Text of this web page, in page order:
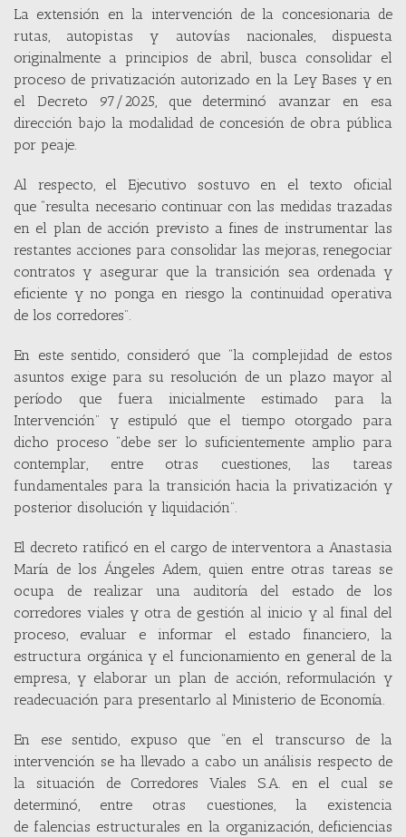
La extensión en la intervención de la concesionaria de
rutas, autopistas y autovías nacionales, dispuesta
originalmente a principios de abril, busca consolidar el
proceso de privatización autorizado en la Ley Bases y en
el Decreto 97/2025, que determinó avanzar en esa
dirección bajo la modalidad de concesión de obra pública
por peaje.
Al respecto, el Ejecutivo sostuvo en el texto oficial
que “resulta necesario continuar con las medidas trazadas
en el plan de acción previsto a fines de instrumentar las
restantes acciones para consolidar las mejoras, renegociar
contratos y asegurar que la transición sea ordenada y
eficiente y no ponga en riesgo la continuidad operativa
de los corredores”.
En este sentido, consideró que “la complejidad de estos
asuntos exige para su resolución de un plazo mayor al
período que fuera inicialmente estimado para la
Intervención” y estipuló que el tiempo otorgado para
dicho proceso “debe ser lo suficientemente amplio para
contemplar, entre otras cuestiones, las tareas
fundamentales para la transición hacia la privatización y
posterior disolución y liquidación”.
El decreto ratificó en el cargo de interventora a Anastasia
María de los Ángeles Adem, quien entre otras tareas se
ocupa de realizar una auditoría del estado de los
corredores viales y otra de gestión al inicio y al final del
proceso, evaluar e informar el estado financiero, la
estructura orgánica y el funcionamiento en general de la
empresa, y elaborar un plan de acción, reformulación y
readecuación para presentarlo al Ministerio de Economía.
En ese sentido, expuso que “en el transcurso de la
intervención se ha llevado a cabo un análisis respecto de
la situación de Corredores Viales S.A. en el cual se
determinó, entre otras cuestiones, la existencia
de falencias estructurales en la organización, deficiencias